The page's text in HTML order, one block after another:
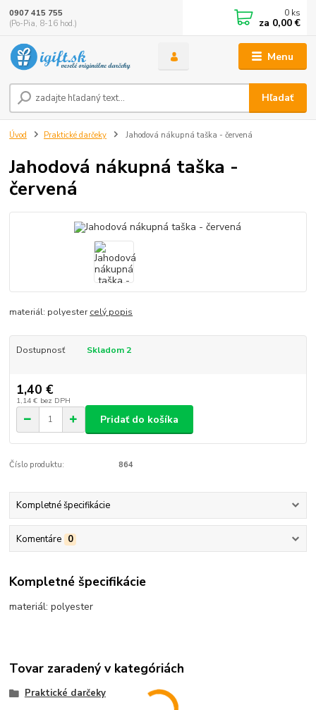
Menu
Hľadať
0907 415 755
(Po-Pia, 8-16 hod.)
0 ks
za 0,00 €
Úvod Praktické darčeky Jahodová nákupná taška - červená
Jahodová nákupná taška -
červená
materiál: polyestercelý popis
Dostupnosť Skladom 2
1,40 €
1,14 € bez DPH
Pridať do košíka
Číslo produktu: 864
Kompletné špecifikácie
Komentáre 0
Kompletné špecifikácie
materiál: polyester
Tovar zaradený v kategóriách
Praktické darčeky